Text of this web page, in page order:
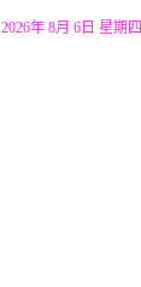
2026年 8月 6日 星期四